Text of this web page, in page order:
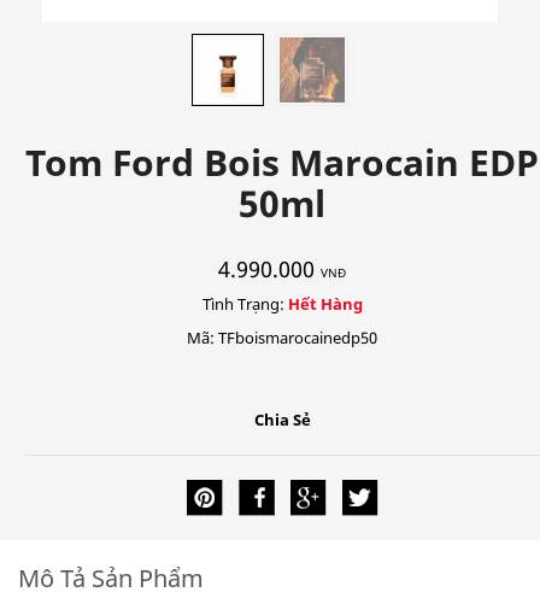
Tom Ford Bois Marocain EDP
50ml
4.990.000 VNĐ
Tình Trạng: Hết Hàng
Mã: TFboismarocainedp50
Chia Sẻ
Mô Tả Sản Phẩm